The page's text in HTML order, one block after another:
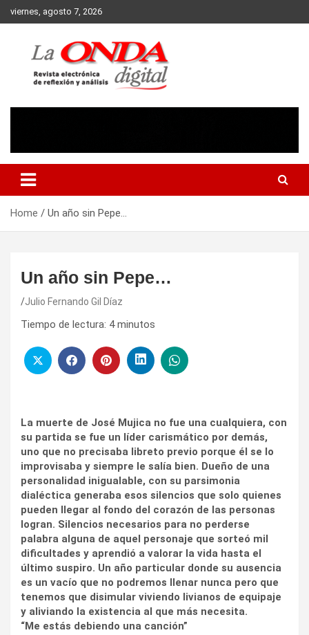
Skip
to
viernes, agosto 7, 2026
Home Un año sin Pepe…
Un año sin Pepe…
Julio Fernando Gil Díaz
Tiempo de lectura: 4 minutos
La muerte de José Mujica no fue una cualquiera, con
su partida se fue un líder carismático por demás,
uno que no precisaba libreto previo porque él se lo
improvisaba y siempre le salía bien. Dueño de una
personalidad inigualable, con su parsimonia
dialéctica generaba esos silencios que solo quienes
pueden llegar al fondo del corazón de las personas
logran. Silencios necesarios para no perderse
palabra alguna de aquel personaje que sorteó mil
dificultades y aprendió a valorar la vida hasta el
último suspiro. Un año particular donde su ausencia
es un vacío que no podremos llenar nunca pero que
tenemos que disimular viviendo livianos de equipaje
y aliviando la existencia al que más necesita.
“Me estás debiendo una canción”